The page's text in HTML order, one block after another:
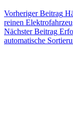
VorherigerBeitrag
reinen
NächsterBeitrag
automatische